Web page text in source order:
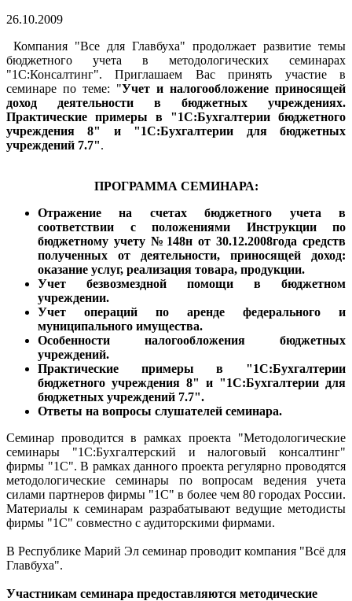
26.10.2009
Компания "Все для Главбуха" продолжает развитие темы
бюджетного учета в методологических семинарах
"1С:Консалтинг". Приглашаем Вас принять участие в
семинаре по теме: "Учет и налогообложение приносящей
доход деятельности в бюджетных учреждениях.
Практические примеры в "1С:Бухгалтерии бюджетного
учреждения 8" и "1С:Бухгалтерии для бюджетных
учреждений 7.7".
ПРОГРАММА СЕМИНАРА:
Отражение на счетах бюджетного учета в
соответствии с положениями Инструкции по
бюджетному учету №148н от 30.12.2008года средств
полученных от деятельности, приносящей доход:
оказание услуг, реализация товара, продукции.
Учет безвозмездной помощи в бюджетном
учреждении.
Учет операций по аренде федерального и
муниципального имущества.
Особенности налогообложения бюджетных
учреждений.
Практические примеры в "1С:Бухгалтерии
бюджетного учреждения 8" и "1С:Бухгалтерии для
бюджетных учреждений 7.7".
Ответы на вопросы слушателей семинара.
Семинар проводится в рамках проекта "Методологические
семинары "1С:Бухгалтерский и налоговый консалтинг"
фирмы "1С". В рамках данного проекта регулярно проводятся
методологические семинары по вопросам ведения учета
силами партнеров фирмы "1С" в более чем 80 городах России.
Материалы к семинарам разрабатывают ведущие методисты
фирмы "1С" совместно с аудиторскими фирмами.
В Республике Марий Эл семинар проводит компания "Всё для
Главбуха".
Участникам семинара предоставляются методические